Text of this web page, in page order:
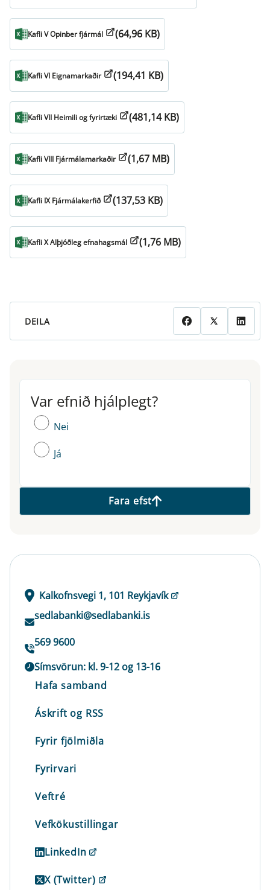
Kafli V Opinber fjármál (64,96 KB)
Kafli VI Eignamarkaðir (194,41 KB)
Kafli VII Heimili og fyrirtæki (481,14 KB)
Kafli VIII Fjármálamarkaðir (1,67 MB)
Kafli IX Fjármálakerfið (137,53 KB)
Kafli X Alþjóðleg efnahagsmál (1,76 MB)
DEILA
Var efnið hjálplegt?
Var efnið hjálplegt?
Nei
Já
Fara efst
Kalkofnsvegi 1, 101 Reykjavík
sedlabanki@sedlabanki.is
569 9600
Símsvörun: kl. 9-12 og 13-16
Hafa samband
Áskrift og RSS
Fyrir fjölmiðla
Fyrirvari
Veftré
Vefkökustillingar
LinkedIn
X (Twitter)